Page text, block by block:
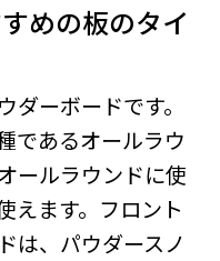
めの板のタイ
ーボードです。
であるオールラウ
ールラウンドに使
えます。フロント
は、パウダースノ